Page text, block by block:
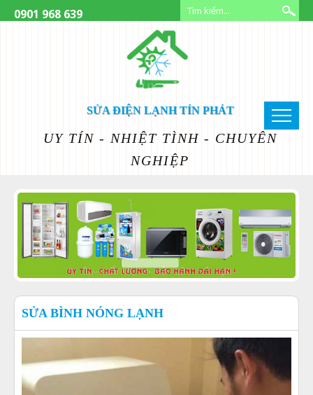
SỬA ĐIỆN LẠNH TÍN PHÁT
UY TÍN - NHIỆT TÌNH - CHUYÊN
NGHIỆP
0901 968 639
SỬA BÌNH NÓNG LẠNH